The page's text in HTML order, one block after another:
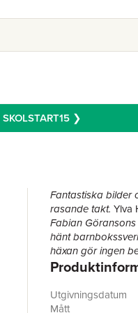
SKOLSTART15❯
Fantastiska bilder
rasande takt. Ylva
Fabian
hänt
häxan gör ingen
samma generösa
Underbart
som är en hybrid
Utgivningsdatum
Mått